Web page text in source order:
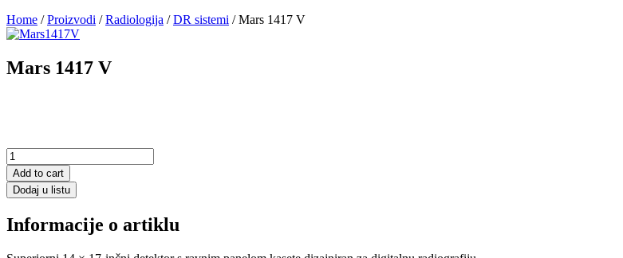
Home /Proizvodi /Radiologija /DR sistemi / Mars 1417 V
Mars 1417 V
Add to cart
Dodaj u listu
Informacije o artiklu